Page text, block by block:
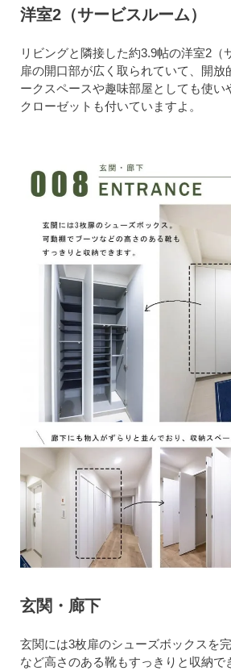
洋室2（サービスルーム）
リビングと隣接した約3.9帖の洋室2（
扉の開口部が広く取られていて、開放
ークスペースや趣味部屋としても使い
クローゼットも付いていますよ。
玄関・廊下
玄関には3枚扉のシューズボックスを
など高さのある靴もすっきりと収納で